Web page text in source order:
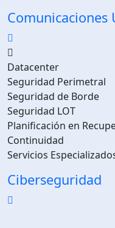
Comunicaciones
Datacenter
Seguridad Perimetral
Seguridad de Borde
Seguridad LOT
Planificación en
Continuidad
Servicios
Ciberseguridad